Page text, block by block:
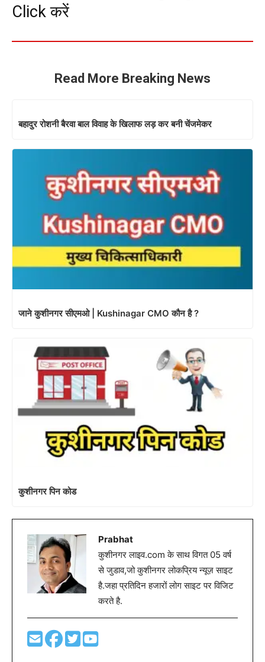
Click करें
Read More Breaking News
बहादुर रोशनी बैरवा बाल विवाह के खिलाफ लड़ कर बनी चेंजमेकर
जाने कुशीनगर सीएमओ | Kushinagar CMO कौन है ?
कुशीनगर पिन कोड
Prabhat
कुशीनगर लाइव.com के साथ विगत 05 वर्ष
से जुडाव,जो कुशीनगर लोकप्रिय न्यूज़ साइट
है.जहा प्रतिदिन हजारों लोग साइट पर विजिट
करते है.